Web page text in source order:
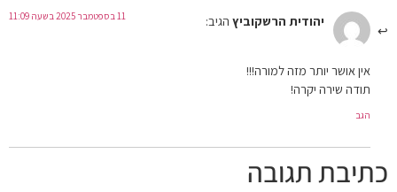
יהודית הרשקוביץ הגיב: 11 בספטמבר 2025 בשעה 11:09
אין אושר יותר מזה למורה!!!
תודה שירה יקרה!
הגב
כתיבת תגובה